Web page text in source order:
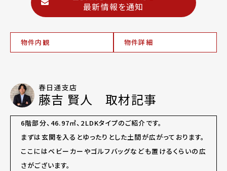
最新情報を通知
物件内観 物件詳細
春日通支店
藤吉 賢人 取材記事
6階部分、46.97㎡、2LDKタイプのご紹介です。
まずは玄関を入るとゆったりとした土間が広がっております。
ここにはベビーカーやゴルフバッグなども置けるくらいの広
さがございます。